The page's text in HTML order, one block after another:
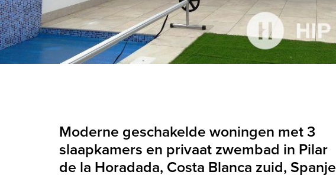
Moderne geschakelde woningen met 3
slaapkamers en privaat zwembad in Pilar
de la Horadada, Costa Blanca zuid, Spanje